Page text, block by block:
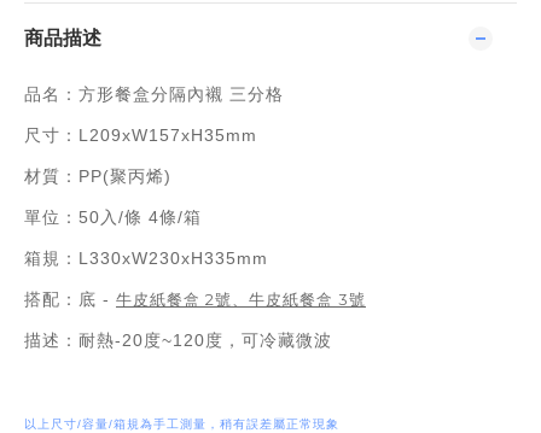
商品描述
品名：方形餐盒分隔內襯 三分格
尺寸：L209xW157xH35mm
材質：PP(聚丙烯)
單位：50入/條 4條/箱
箱規：L330xW230xH335mm
搭配：底 - 牛皮紙餐盒 2號、牛皮紙餐盒 3號
描述：耐熱-20度~120度，可冷藏微波
以上尺寸/容量/箱規為手工測量，稍有誤差屬正常現象